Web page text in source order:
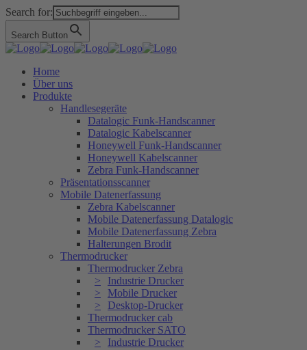
Search for:
Search Button
Home
Über uns
Produkte
Handlesegeräte
Datalogic Funk-Handscanner
Datalogic Kabelscanner
Honeywell Funk-Handscanner
Honeywell Kabelscanner
Zebra Funk-Handscanner
Präsentationsscanner
Mobile Datenerfassung
Zebra Kabelscanner
Mobile Datenerfassung Datalogic
Mobile Datenerfassung Zebra
Halterungen Brodit
Thermodrucker
Thermodrucker Zebra
Industrie Drucker
Mobile Drucker
Desktop-Drucker
Thermodrucker cab
Thermodrucker SATO
Industrie Drucker